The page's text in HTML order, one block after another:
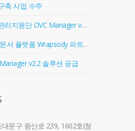
축 사업 수주
경기도 감염병관리지원단 OVC Manager v2.2 솔루션 공급
파수닷컴 전사 문서 플랫폼 Wrapsody 파트너 계약 체결
v2.2 솔루션 공급
문구 왕산로 239, 1602호(청